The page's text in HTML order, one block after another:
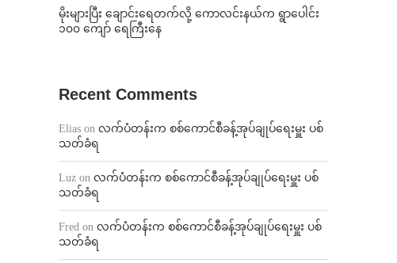
⁨မိုးများပြီး ချောင်းရေတက်လို့ ကောလင်းနယ်က ရွာပေါင်း
၁၀၀ ကျော် ရေကြီးနေ
Recent Comments
Elias on လက်ပံတန်းက စစ်ကောင်စီခန့်အုပ်ချုပ်ရေးမှူး ပစ်
သတ်ခံရ
Luz on လက်ပံတန်းက စစ်ကောင်စီခန့်အုပ်ချုပ်ရေးမှူး ပစ်
သတ်ခံရ
Fred on လက်ပံတန်းက စစ်ကောင်စီခန့်အုပ်ချုပ်ရေးမှူး ပစ်
သတ်ခံရ